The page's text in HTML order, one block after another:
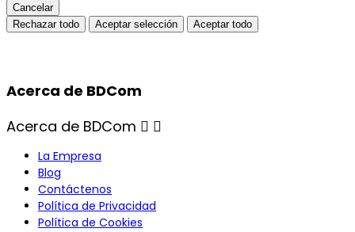
Cancelar
Rechazar todo
Aceptar selección Aceptar todo
Acerca de BDCom
Acerca de BDCom  
La Empresa
Blog
Contáctenos
Política de Privacidad
Política de Cookies